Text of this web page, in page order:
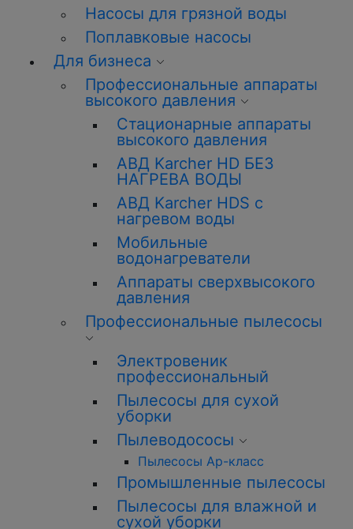
Насосы для грязной воды
Поплавковые насосы
Для бизнеса
Профессиональные аппараты
высокого давления
Стационарные аппараты
высокого давления
АВД Karcher HD БЕЗ
НАГРЕВА ВОДЫ
АВД Karcher HDS с
нагревом воды
Мобильные
водонагреватели
Аппараты сверхвысокого
давления
Профессиональные пылесосы
Электровеник
профессиональный
Пылесосы для сухой
уборки
Пылеводососы
Пылесосы Ар-класс
Промышленные пылесосы
Пылесосы для влажной и
сухой уборки